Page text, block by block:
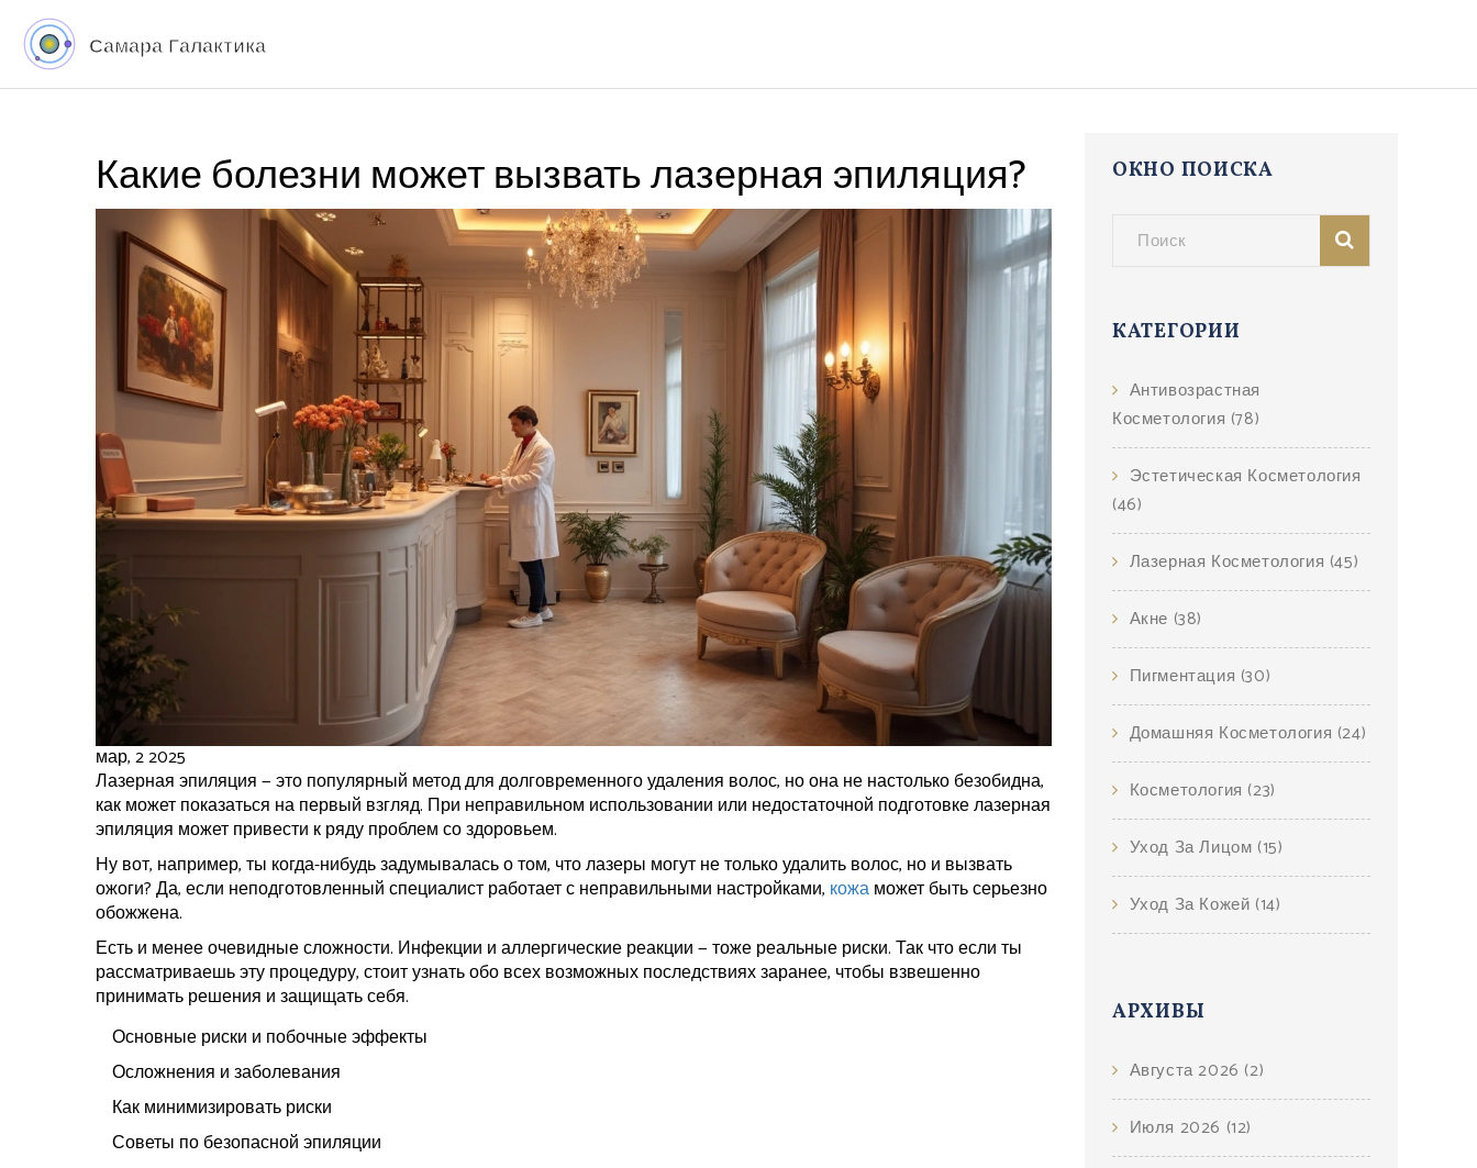
Какие болезни может вызвать лазерная эпиляция?
мар, 2 2025
Лазерная эпиляция — это популярный метод для долговременного удаления волос, но она не настолько безобидна,
как может показаться на первый взгляд. При неправильном использовании или недостаточной подготовке лазерная
эпиляция может привести к ряду проблем со здоровьем.
Ну вот, например, ты когда-нибудь задумывалась о том, что лазеры могут не только удалить волос, но и вызвать
ожоги? Да, если неподготовленный специалист работает с неправильными настройками, кожаможет быть серьезно
обожжена.
Есть и менее очевидные сложности. Инфекции и аллергические реакции — тоже реальные риски. Так что если ты
рассматриваешь эту процедуру, стоит узнать обо всех возможных последствиях заранее, чтобы взвешенно
принимать решения и защищать себя.
Основные риски и побочные эффекты
Осложнения и заболевания
Как минимизировать риски
Советы по безопасной эпиляции
ОКНО ПОИСКА
КАТЕГОРИИ
Антивозрастная
Косметология (78)
Эстетическая Косметология
(46)
Лазерная Косметология (45)
Акне (38)
Пигментация (30)
Домашняя Косметология (24)
Косметология (23)
Уход За Лицом (15)
Уход За Кожей (14)
АРХИВЫ
Августа 2026 (2)
Июля 2026 (12)